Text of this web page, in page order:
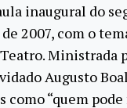
inaugural do
2007, com o
Ministrada
Augusto
como “quem